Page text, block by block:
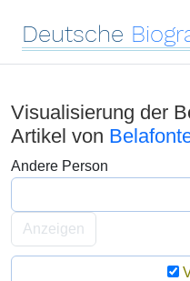
Deutsche
Visualisierung der
Artikel von
Andere Person
Anzeigen